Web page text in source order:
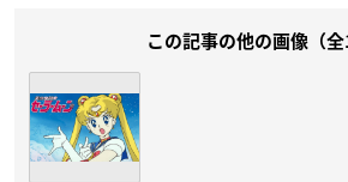
この記事の他の画像（全